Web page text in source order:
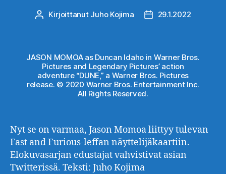
Kirjoittaja
Kirjoittanut Juho Kojima Julkaisupäivämäärä
29.1.2022
JASON MOMOA as Duncan Idaho in Warner Bros.
Pictures and Legendary Pictures’ action
adventure “DUNE,” a Warner Bros. Pictures
release. © 2020 Warner Bros. Entertainment Inc.
All Rights Reserved.
Nyt se on varmaa, Jason Momoa liittyy tulevan
Fast and Furious-leffan näyttelijäkaartiin.
Elokuvasarjan edustajat vahvistivat asian
Twitterissä. Teksti: Juho Kojima